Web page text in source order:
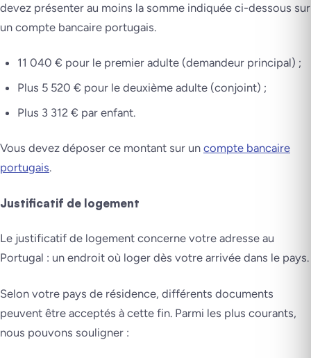
devez présenter au moins la somme indiquée ci-dessous sur
un compte bancaire portugais.
11 040 € pour le premier adulte (demandeur principal) ;
Plus 5 520 € pour le deuxième adulte (conjoint) ;
Plus 3 312 € par enfant.
Vous devez déposer ce montant sur un compte bancaire
portugais.
Justificatif de logement
Le justificatif de logement concerne votre adresse au
Portugal : un endroit où loger dès votre arrivée dans le pays.
Selon votre pays de résidence, différents documents
peuvent être acceptés à cette fin. Parmi les plus courants,
nous pouvons souligner :